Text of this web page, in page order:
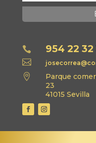
 954 22 32


Parque
23
41015 Sevilla